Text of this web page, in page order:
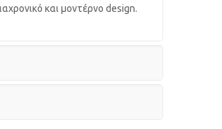
και μοντέρνο design.